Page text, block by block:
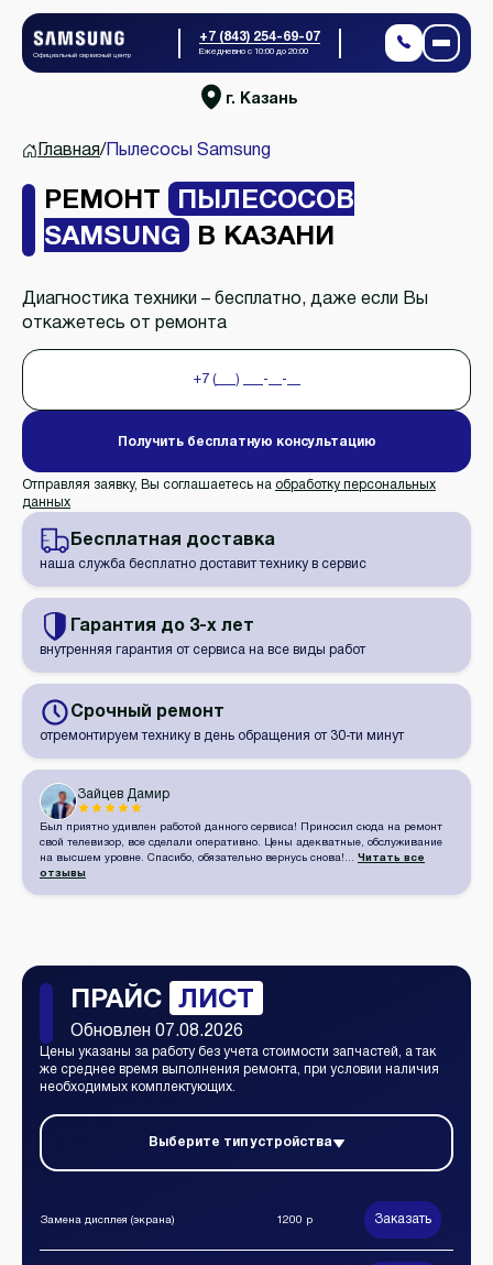
Официальный сервисный центр
+7 (843) 254-69-07
Ежедневно с 10:00 до 20:00
г. Казань
Главная/ Пылесосы Samsung
РЕМОНТ
ПЫЛЕСОСОВ
SAMSUNG
В КАЗАНИ
Диагностика техники – бесплатно, даже если Вы
откажетесь от ремонта
Получить бесплатную консультацию
Отправляя заявку, Вы соглашаетесь на обработку персональных
данных
Бесплатная доставка
наша служба бесплатно доставит технику в сервис
Гарантия до 3-х лет
внутренняя гарантия от сервиса на все виды работ
Срочный ремонт
отремонтируем технику в день обращения от 30-ти минут
Зайцев Дамир
Был приятно удивлен работой данного сервиса! Приносил сюда на ремонт
свой телевизор, все сделали оперативно. Цены адекватные, обслуживание
на высшем уровне. Спасибо, обязательно вернусь снова!... Читать все
отзывы
ПРАЙС ЛИСТ
Обновлен 07.08.2026
Цены указаны за работу без учета стоимости запчастей, а так
же среднее время выполнения ремонта, при условии наличия
необходимых комплектующих.
Выберите тип устройства
Замена дисплея (экрана) 1200 р Заказать